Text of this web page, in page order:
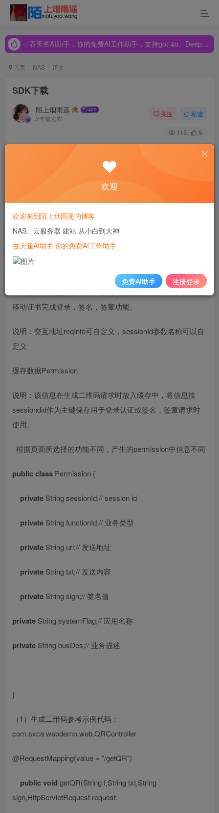
✅吞天雀AI助手，你的免费AI工作助手，支持gpt-4o、DeepSeek、Claude🔥🔥🔥🔥
首页 NAS 正文
SDK下载
陌上烟雨遥
2年前发布
关注 私信
115 5
登录，签名，签章改造接口文
档，供第三方的业务系统进行参照与接口实现。
登录二维码的生成包括：自助生成二维码、网关请求二维码
扫描自助生成二维码之后的业务交互接口包括：扫码交互接
口、接收登录、签名请求、签章请求、注销登录请求接口
本手册适用于对接密钥宝 APP登录，签名，签章的业务系统
开发人员。
移动证书完成登录，签名，签章功能。
说明： 交互地址reqInfo可自定义， sessionId参数名称可以自
定义
缓存数据Permission
说明：该信息在生成二维码请求时放入缓存中，将信息按
sessiondid作为主键保存用于登录认证或签名，签章请求时
使用。
根据页面所选择的功能不同，产生的permission中信息不同
publicclass Permission {
private String sessionId;// session id
private StringfunctionId;// 业务类型
private String url;//发送地址
private Stringtxt;//发送内容
private String sign;//签名值
private String systemFlag;// 应用名称
private String busDes;// 业务描述
}
（1 ）生成二维码参考示例代码：
com.sxca.webdemo.web.QRController
@RequestMapping(value = "/getQR")
publicvoid getQR(String f,String txt,String
sign,HttpServletRequest request,
欢迎
欢迎来到陌上烟雨遥的博客
NAS、云服务器 建站 从小白到大神
吞天雀AI助手 你的免费AI工作助手
免费AI助手 注册登录